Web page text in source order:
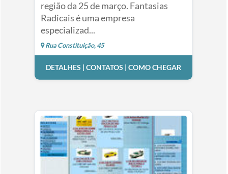
região da 25 de março. Fantasias
Radicais é uma empresa
especializad...
Rua Constituição, 45
DETALHES | CONTATOS | COMO CHEGAR